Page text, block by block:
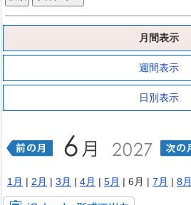
月間表示
週間表示
日別表示
1月 | 2月 | 3月 | 4月 | 5月 | 6月 | 7月 | 8月